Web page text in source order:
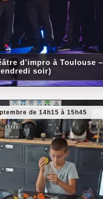
d’impro à Toulouse –
soir)
de 14h15 à 15h45